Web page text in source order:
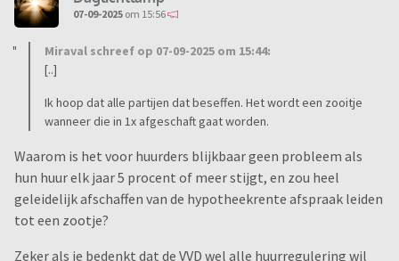
07-09-2025 om 15:56
Miraval schreef op 07-09-2025 om 15:44:
[..]
Ik hoop dat alle partijen dat beseffen. Het wordt een zooitje
wanneer die in 1x afgeschaft gaat worden.
Waarom is het voor huurders blijkbaar geen probleem als
hun huur elk jaar 5 procent of meer stijgt, en zou heel
geleidelijk afschaffen van de hypotheekrente afspraak leiden
tot een zootje?
Zeker als je bedenkt dat de VVD wel alle huurregulering wil